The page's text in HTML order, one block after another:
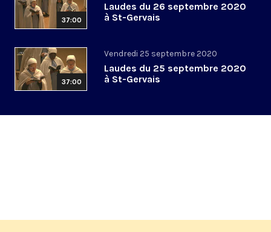
37:00
Laudes du 26 septembre 2020
à St-Gervais
37:00
Vendredi 25 septembre 2020
Laudes du 25 septembre 2020
à St-Gervais